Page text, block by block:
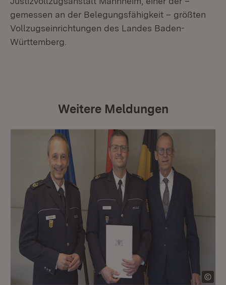
gemessen an der Belegungsfähigkeit – größten
Vollzugseinrichtungen des Landes Baden-
Württemberg.
Weitere Meldungen